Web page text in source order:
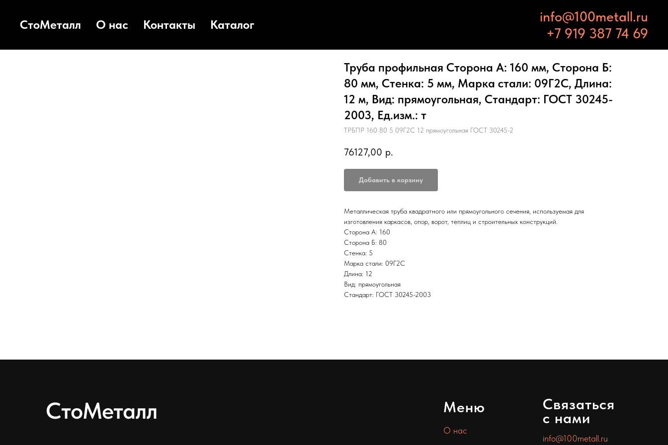
СтоМеталл О нас Контакты Каталог
info@100metall.ru
+7 919 387 74 69
Труба профильная Сторона А: 160 мм, Сторона Б:
80 мм, Стенка: 5 мм, Марка стали: 09Г2С, Длина:
12 м, Вид: прямоугольная, Стандарт: ГОСТ 30245-
2003, Ед.изм.: т
ТРБПР 160 80 5 09Г2С 12 прямоугольная ГОСТ 30245-2
76127,00 р.
Добавить в корзину
Металлическая труба квадратного или прямоугольного сечения, используемая для
изготовления каркасов, опор, ворот, теплиц и строительных конструкций.
Сторона А: 160
Сторона Б: 80
Стенка: 5
Марка стали: 09Г2С
Длина: 12
Вид: прямоугольная
Стандарт: ГОСТ 30245-2003
СтоМеталл Меню
О нас
Связаться
с нами
info@100metall.ru